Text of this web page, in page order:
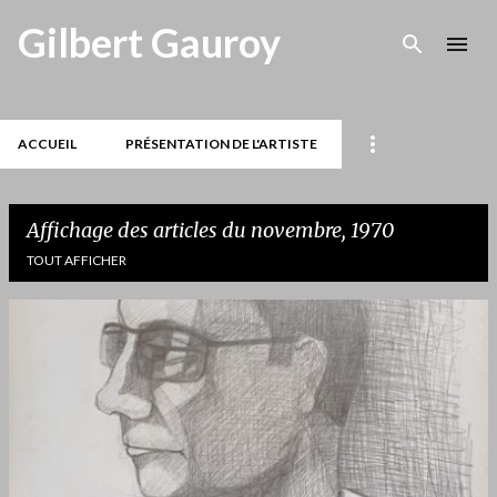
Accéder au contenu principal
Gilbert Gauroy
ACCUEIL PRÉSENTATION DE L'ARTISTE
Affichage des articles du novembre, 1970
TOUT AFFICHER